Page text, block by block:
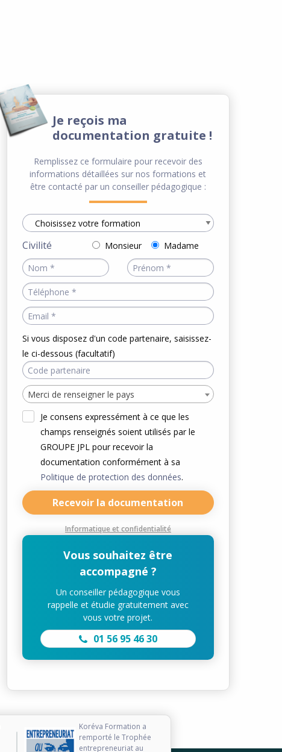
Je reçois ma
documentation gratuite !
Remplissez ce formulaire pour recevoir des
informations détaillées sur nos formations et
être contacté par un conseiller pédagogique :
Civilité Monsieur Madame
Si vous disposez d'un code partenaire, saisissez-
le ci-dessous (facultatif)
Merci de renseigner le pays
Je consens expressément à ce que les
champs renseignés soient utilisés par le
GROUPE JPL pour recevoir la
documentation conformément à sa
Politique de protection des données.
Recevoir la documentation
Informatique et confidentialité
Vous souhaitez être
accompagné ?
Un conseiller pédagogique vous
rappelle et étudie gratuitement avec
vous votre projet.
01 56 95 46 30
Koréva Formation a
remporté le Trophée
entrepreneuriat au